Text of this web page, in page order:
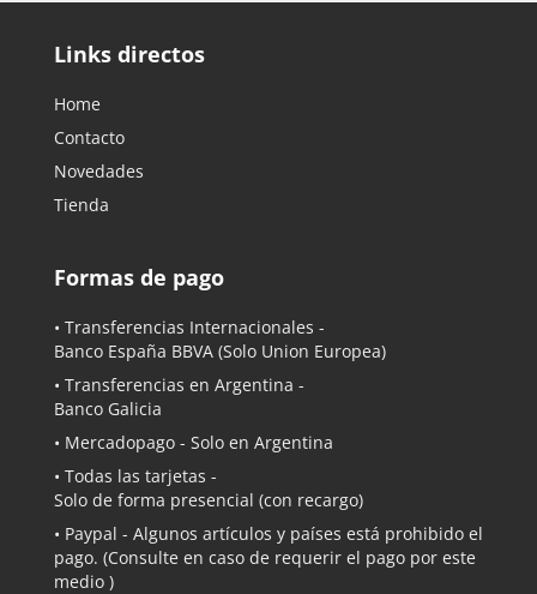
Links directos
Home
Contacto
Novedades
Tienda
Formas de pago
• Transferencias Internacionales -
Banco España BBVA (Solo Union Europea)
• Transferencias en Argentina -
Banco Galicia
• Mercadopago - Solo en Argentina
• Todas las tarjetas -
Solo de forma presencial (con recargo)
• Paypal - Algunos artículos y países está prohibido el
pago. (Consulte en caso de requerir el pago por este
medio )